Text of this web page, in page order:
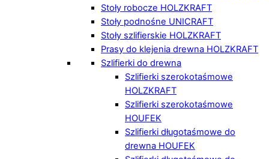
Stoły robocze HOLZKRAFT
Stoły podnośne UNICRAFT
Stoły szlifierskie HOLZKRAFT
Prasy do klejenia drewna HOLZKRAFT
Szlifierki do drewna
Szlifierki szerokotaśmowe
HOLZKRAFT
Szlifierki szerokotaśmowe
HOUFEK
Szlifierki długotaśmowe do
drewna HOUFEK